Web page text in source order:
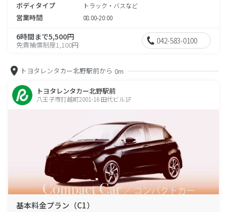
ボディタイプ トラック・バスなど
営業時間 08:00-20:00
6時間まで5,500円
免責補償制度1,100円 042-583-0100
トヨタレンタカー北野駅前から 0m
トヨタレンタカー北野駅前
八王子市打越町2001-16 田代ビル1F
基本料金プラン（C1）